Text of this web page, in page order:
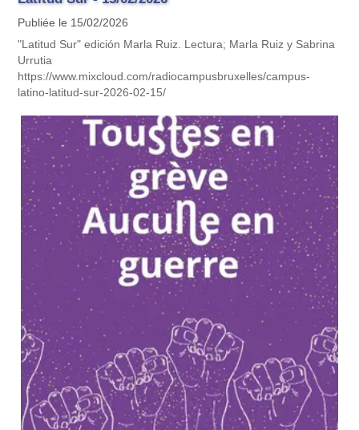
Publiée le 15/02/2026
"Latitud Sur" edición Marla Ruiz. Lectura; Marla Ruiz y Sabrina
Urrutia
https://www.mixcloud.com/radiocampusbruxelles/campus-
latino-latitud-sur-2026-02-15/